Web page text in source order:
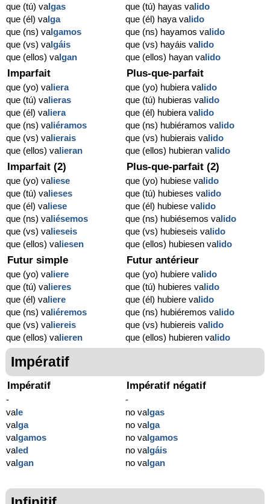
que (tú) valgas
que (él) valga
que (ns) valgamos
que (vs) valgáis
que (ellos) valgan
que (tú) hayas valido
que (él) haya valido
que (ns) hayamos valido
que (vs) hayáis valido
que (ellos) hayan valido
Imparfait
que (yo) valiera
que (tú) valieras
que (él) valiera
que (ns) valiéramos
que (vs) valierais
que (ellos) valieran
Plus-que-parfait
que (yo) hubiera valido
que (tú) hubieras valido
que (él) hubiera valido
que (ns) hubiéramos valido
que (vs) hubierais valido
que (ellos) hubieran valido
Imparfait (2)
que (yo) valiese
que (tú) valieses
que (él) valiese
que (ns) valiésemos
que (vs) valieseis
que (ellos) valiesen
Plus-que-parfait (2)
que (yo) hubiese valido
que (tú) hubieses valido
que (él) hubiese valido
que (ns) hubiésemos valido
que (vs) hubieseis valido
que (ellos) hubiesen valido
Futur simple
que (yo) valiere
que (tú) valieres
que (él) valiere
que (ns) valiéremos
que (vs) valiereis
que (ellos) valieren
Futur antérieur
que (yo) hubiere valido
que (tú) hubieres valido
que (él) hubiere valido
que (ns) hubiéremos valido
que (vs) hubiereis valido
que (ellos) hubieren valido
Impératif
Impératif
-
vale
valga
valgamos
valed
valgan
Impératif négatif
-
no valgas
no valga
no valgamos
no valgáis
no valgan